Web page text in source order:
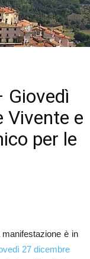
Giovedì
Vivente e
per le
è in
27 dicembre